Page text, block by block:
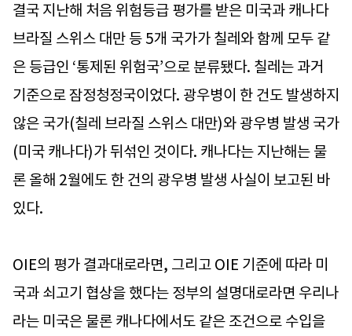
결국 지난해 처음 위험등급 평가를 받은 미국과 캐나다
브라질 스위스 대만 등 5개 국가가 칠레와 함께 모두 같
은 등급인 ‘통제된 위험국’으로 분류됐다. 칠레는 과거
기준으로 잠정청정국이었다. 광우병이 한 건도 발생하지
않은 국가(칠레 브라질 스위스 대만)와 광우병 발생 국가
(미국 캐나다)가 뒤섞인 것이다. 캐나다는 지난해는 물
론 올해 2월에도 한 건의 광우병 발생 사실이 보고된 바
있다.
OIE의 평가 결과대로라면, 그리고 OIE 기준에 따라 미
국과 쇠고기 협상을 했다는 정부의 설명대로라면 우리나
라는 미국은 물론 캐나다에서도 같은 조건으로 수입을